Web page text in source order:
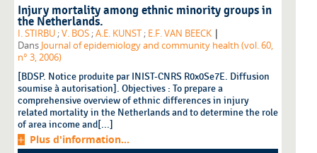
Injury mortality among ethnic minority groups in
the Netherlands.
I. STIRBU ;V. BOS ;A.E. KUNST ; E.F. VAN BEECK |
Dans Journal of epidemiology and community health (vol. 60,
n° 3, 2006)
[BDSP. Notice produite par INIST-CNRS R0x0Se7E. Diffusion
soumise à autorisation]. Objectives : To prepare a
comprehensive overview of ethnic differences in injury
related mortality in the Netherlands and to determine the role
of area income and[...]
Plus d'information...